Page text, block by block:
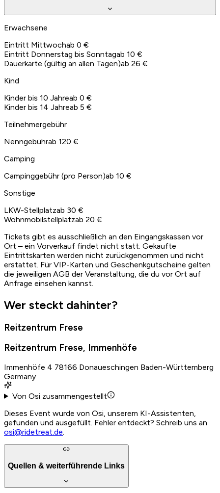
Erwachsene
Eintritt Mittwochab 0 €
Eintritt Donnerstag bis Sonntagab 10 €
Dauerkarte (gültig an allen Tagen)ab 26 €
Kind
Kinder bis 10 Jahreab 0 €
Kinder bis 14 Jahreab 5 €
Teilnehmergebühr
Nenngebührab 120 €
Camping
Campinggebühr (pro Person)ab 10 €
Sonstige
LKW-Stellplatzab 30 €
Wohnmobilstellplatzab 20 €
Tickets gibt es ausschließlich an den Eingangskassen vor
Ort – ein Vorverkauf findet nicht statt. Gekaufte
Eintrittskarten werden nicht zurückgenommen und nicht
erstattet. Für VIP-Karten und Geschenkgutscheine gelten
die jeweiligen AGB der Veranstaltung, die du vor Ort auf
Anfrage einsehen kannst.
Wer steckt dahinter?
Reitzentrum Frese
Reitzentrum Frese, Immenhöfe
Immenhöfe 4 78166 Donaueschingen Baden-Württemberg
Germany
Von Osi zusammengestellt
Dieses Event wurde von Osi, unserem KI-Assistenten,
gefunden und ausgefüllt. Fehler entdeckt? Schreib uns an
osi@ridetreat.de.
Quellen & weiterführende Links